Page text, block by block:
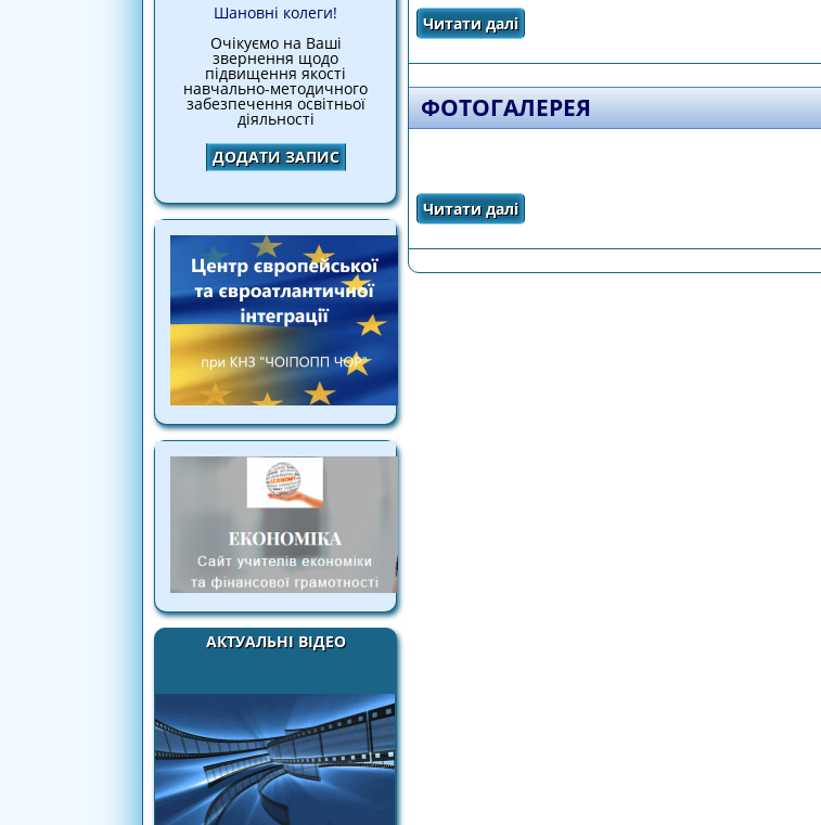
Шановні колеги!
Очікуємо на Ваші
звернення щодо
підвищення якості
навчально-методичного
забезпечення освітньої
діяльності
ДОДАТИ ЗАПИС
АКТУАЛЬНІ ВІДЕО
Читати даліпро Заповідники та музеї
ФОТОГАЛЕРЕЯ
Читати даліпро Фотогалерея